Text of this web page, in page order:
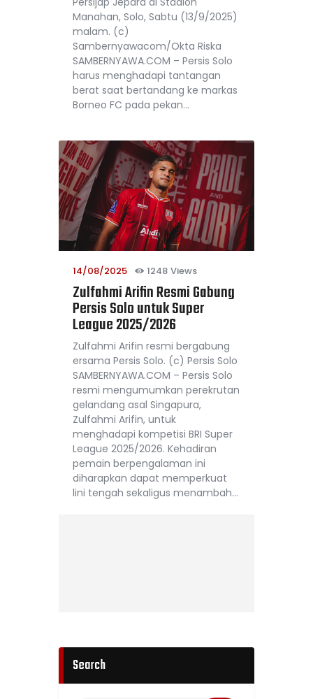
Manahan, Solo, Sabtu (13/9/2025)
malam. (c)
Sambernyawacom/Okta Riska
SAMBERNYAWA.COM – Persis Solo
harus menghadapi tantangan
berat saat bertandang ke markas
Borneo FC pada pekan…
14/08/2025 1248 Views
Zulfahmi Arifin Resmi Gabung
Persis Solo untuk Super
League 2025/2026
Zulfahmi Arifin resmi bergabung
ersama Persis Solo. (c) Persis Solo
SAMBERNYAWA.COM – Persis Solo
resmi mengumumkan perekrutan
gelandang asal Singapura,
Zulfahmi Arifin, untuk
menghadapi kompetisi BRI Super
League 2025/2026. Kehadiran
pemain berpengalaman ini
diharapkan dapat memperkuat
lini tengah sekaligus menambah…
Search